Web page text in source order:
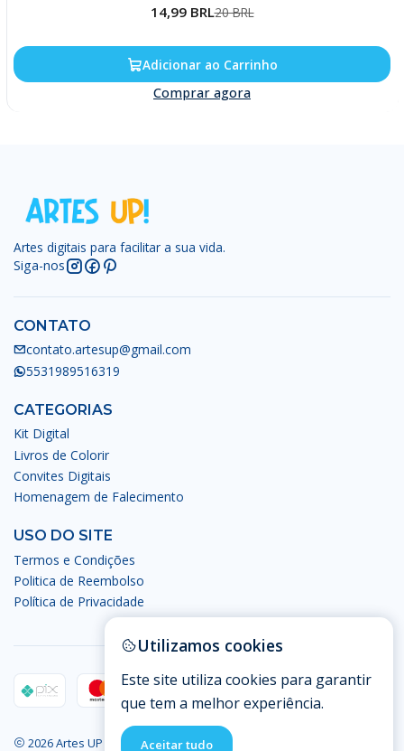
14,99 BRL20 BRL
Adicionar ao Carrinho
Comprar agora
Artes digitais para facilitar a sua vida.
Siga-nos
CONTATO
contato.artesup@gmail.com
5531989516319
CATEGORIAS
Kit Digital
Livros de Colorir
Convites Digitais
Homenagem de Falecimento
USO DO SITE
Termos e Condições
Politica de Reembolso
Política de Privacidade
2026 Artes UP - Artes Digitais.
Utilizamos cookies
Este site utiliza cookies para garantir
que tem a melhor experiência.
Aceitar tudo